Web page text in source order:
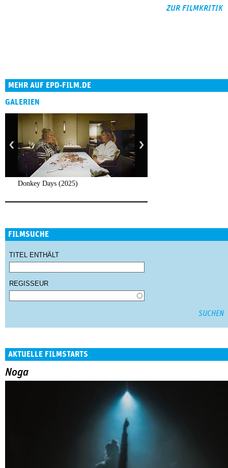
ZUR FILMKRITIK
MEHR AUF EPD-FILM.DE
GALERIEN
Donkey Days (2025)
FILMSUCHE
TITEL ENTHÄLT
REGISSEUR
AKTUELLE FILMSTARTS
Noga